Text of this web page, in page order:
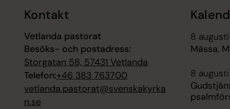
Kontakt
Vetlanda pastorat
Besöks- och postadress:
Storgatan 58, 57431 Vetlanda
Telefon:+46 383 763700
vetlanda.pastorat@svenskakyrka
n.se
8
Mässa,
8